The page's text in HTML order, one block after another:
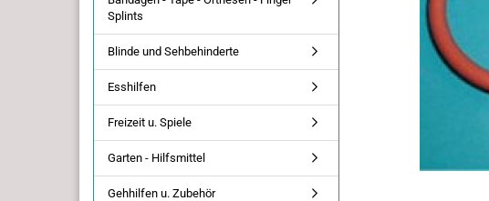
Splints
Blinde und Sehbehinderte
Esshilfen
Freizeit u. Spiele
Garten - Hilfsmittel
Gehhilfen u. Zubehör